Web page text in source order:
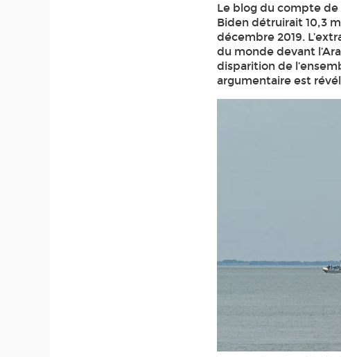
Le blog du compte
Biden détruirait 10,3
décembre 2019.
du monde devant
disparition de
argumentaire est